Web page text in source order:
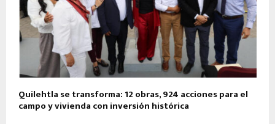
Quilehtla se transforma: 12 obras, 924 acciones para el
campo y vivienda con inversión histórica